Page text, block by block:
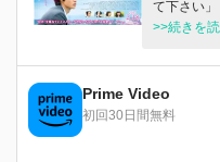
て下さい
を拒む。実
香織のそ
リセット
二人は交
いく。が
と、転入
>>続きを
Prime Video
初回30日間無料